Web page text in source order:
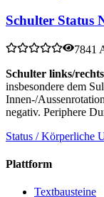
Schulter Status
7841
Schulter links/
insbesondere dem
Innen-/
negativ. Periphere
Status / Körperliche
Plattform
Textbausteine